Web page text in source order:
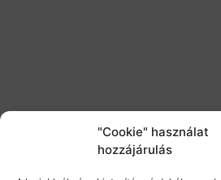
"Cookie" használat
hozzájárulás